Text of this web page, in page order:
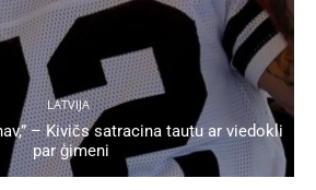
LATVIJA
– Kivičs satracina tautu ar viedokli
par ģimeni